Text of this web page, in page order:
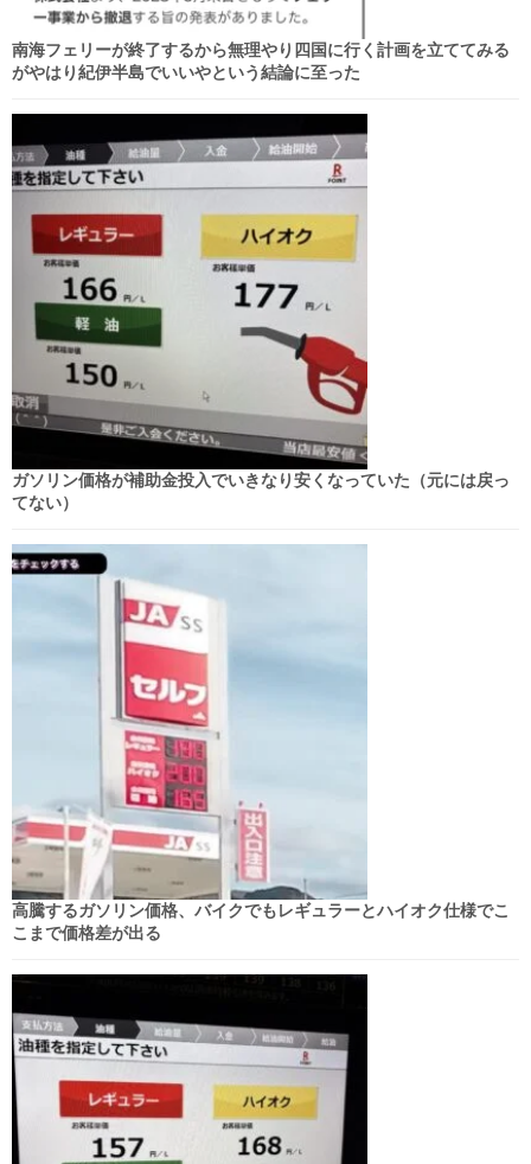
南海フェリーが終了するから無理やり四国に行く計画を立ててみる
がやはり紀伊半島でいいやという結論に至った
ガソリン価格が補助金投入でいきなり安くなっていた（元には戻っ
てない）
高騰するガソリン価格、バイクでもレギュラーとハイオク仕様でこ
こまで価格差が出る